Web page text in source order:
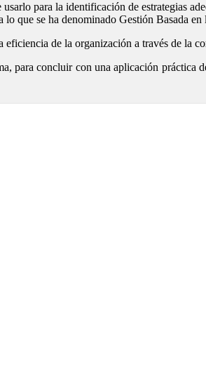
para la identificación de estrategias
que se ha denominado Gestión Basada
de la organización a través de la
para concluir con una aplicación práctica